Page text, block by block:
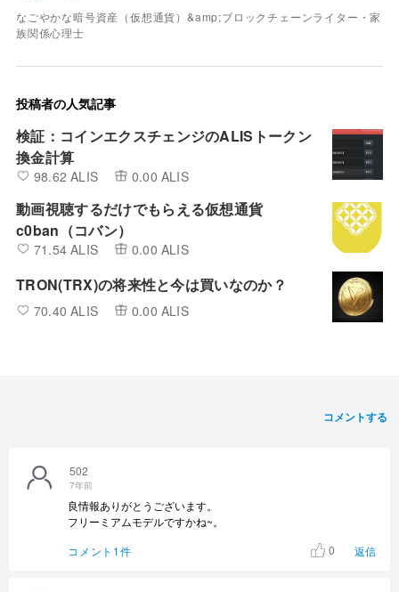
なごやかな暗号資産（仮想通貨）&amp;ブロックチェーンライター・家
族関係心理士
投稿者の人気記事
検証：コインエクスチェンジのALISトークン
換金計算
98.62 ALIS 0.00 ALIS
動画視聴するだけでもらえる仮想通貨
c0ban（コバン）
71.54 ALIS 0.00 ALIS
TRON(TRX)の将来性と今は買いなのか？
70.40 ALIS 0.00 ALIS
コメントする
502
7年前
良情報ありがとうございます。
フリーミアムモデルですかね~。
コメント1件
0 返信